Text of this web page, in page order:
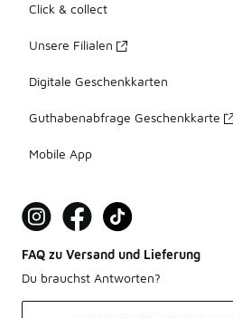
Click & collect
Unsere Filialen
Digitale Geschenkkarten
Guthabenabfrage Geschenkkarte
Mobile App
FAQ zu Versand und Lieferung
Du brauchst Antworten?